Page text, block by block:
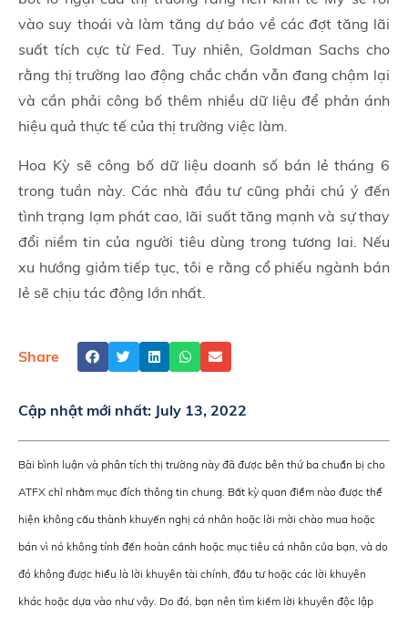
vào suy thoái và làm tăng dự báo về các đợt tăng lãi
suất tích cực từ Fed. Tuy nhiên, Goldman Sachs cho
rằng thị trường lao động chắc chắn vẫn đang chậm lại
và cần phải công bố thêm nhiều dữ liệu để phản ánh
hiệu quả thực tế của thị trường việc làm.
Hoa Kỳ sẽ công bố dữ liệu doanh số bán lẻ tháng 6
trong tuần này. Các nhà đầu tư cũng phải chú ý đến
tình trạng lạm phát cao, lãi suất tăng mạnh và sự thay
đổi niềm tin của người tiêu dùng trong tương lai. Nếu
xu hướng giảm tiếp tục, tôi e rằng cổ phiếu ngành bán
lẻ sẽ chịu tác động lớn nhất.
Share
Cập nhật mới nhất: July 13, 2022
Bài bình luận và phân tích thị trường này đã được bên thứ ba chuẩn bị cho
ATFX chỉ nhằm mục đích thông tin chung. Bất kỳ quan điểm nào được thể
hiện không cấu thành khuyến nghị cá nhân hoặc lời mời chào mua hoặc
bán vì nó không tính đến hoàn cảnh hoặc mục tiêu cá nhân của bạn, và do
đó không được hiểu là lời khuyên tài chính, đầu tư hoặc các lời khuyên
khác hoặc dựa vào như vậy. Do đó, bạn nên tìm kiếm lời khuyên độc lập